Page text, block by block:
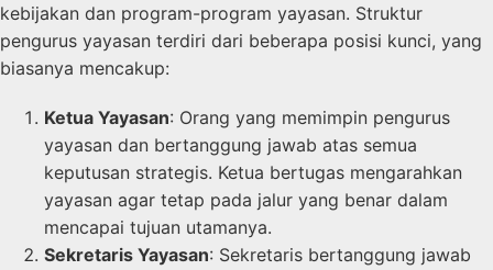
kebijakan dan program-program yayasan. Struktur
pengurus yayasan terdiri dari beberapa posisi kunci, yang
biasanya mencakup:
Ketua Yayasan: Orang yang memimpin pengurus
yayasan dan bertanggung jawab atas semua
keputusan strategis. Ketua bertugas mengarahkan
yayasan agar tetap pada jalur yang benar dalam
mencapai tujuan utamanya.
Sekretaris Yayasan: Sekretaris bertanggung jawab